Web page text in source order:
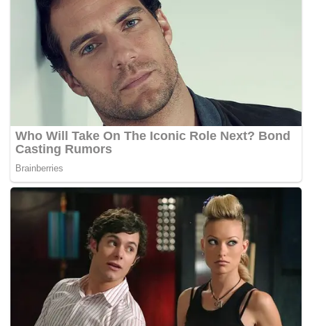
Nama seorang Ã‚Â YB yang melepaskan kerusinya untuk
“langkah Kajang” turutÃ‚Â Ã‚Â dikaitkan selaku orang
tengah denganÃ‚Â pengarah syarikat terbabit. –
MYNEWSHUB.CC
Rafizi Ramli